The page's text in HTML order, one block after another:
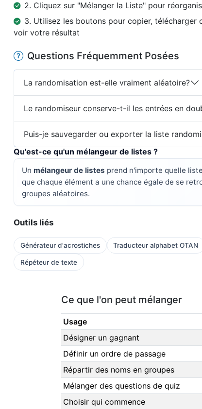
2. Cliquez sur "Mélanger la Liste" pour
3. Utilisez les boutons pour copier, télécharger
voir votre résultat
Questions Fréquemment Posées
La randomisation est-elle vraiment aléatoire?
Le randomiseur conserve-t-il les entrées en
Puis-je sauvegarder ou exporter la liste
Qu'est-ce qu'un mélangeur de listes ?
Un mélangeur de listes prend n'importe quelle
que chaque élément a une chance égale de se
groupes aléatoires.
Outils liés
Générateur d'acrostiches Traducteur alphabet OTAN
Répéteur de texte
Ce que l'on peut mélanger
Usage
Désigner un gagnant
Définir un ordre de passage
Répartir des noms en groupes
Mélanger des questions de quiz
Choisir qui commence